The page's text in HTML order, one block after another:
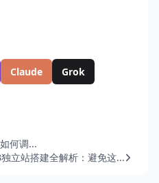
Claude
Grok
何调...
立站搭建全解析：避免这...